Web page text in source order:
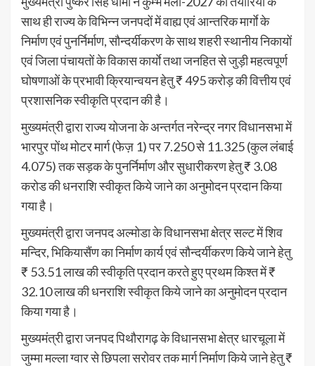
साथ ही राज्य के विभिन्न जनपदों में वाह्य एवं आन्तरिक मार्गाे के
निर्माण एवं पुनर्निर्माण, सौन्दर्यीकरण के साथ शहरी स्थानीय निकायों
एवं जिला पंचायतों के विकास कार्याे तथा जनहित से जुड़ी महत्वपूर्ण
घोषणाओं के प्रभावी क्रियान्वयन हेतु ₹ 495 करोड़ की वित्तीय एवं
प्रशासनिक स्वीकृति प्रदान की है।
मुख्यमंत्री द्वारा राज्य योजना के अन्तर्गत नरेन्द्र नगर विधानसभा में
भारपुर पोंथ मोटर मार्ग (फेज़ 1) पर 7.250 से 11.325 (कुल लंबाई
4.075) तक सड़क के पुनर्निर्माण और सुधारीकरण हेतु ₹ 3.08
करोड की धनराशि स्वीकृत किये जाने का अनुमोदन प्रदान किया
गया है।
मुख्यमंत्री द्वारा जनपद अल्मोडा के विधानसभा क्षेत्र सल्ट में शिव
मन्दिर, भिकियासैंण का निर्माण कार्य एवं सौन्दर्यीकरण किये जाने हेतु
₹ 53.51 लाख की स्वीकृति प्रदान करते हुए प्रथम किश्त में ₹
32.10 लाख की धनराशि स्वीकृत किये जाने का अनुमोदन प्रदान
किया गया है।
मुख्यमंत्री द्वारा जनपद पिथौरागढ़ के विधानसभा क्षेत्र धारचूला में
जुम्मा मल्ला ग्वार से छिपला सरोवर तक मार्ग निर्माण किये जाने हेतु ₹